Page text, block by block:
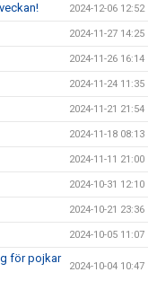
2024-12-06 12:52
2024-11-27 14:25
2024-11-26 16:14
2024-11-24 11:35
2024-11-21 21:54
2024-11-18 08:13
2024-11-11 21:00
2024-10-31 12:10
2024-10-21 23:36
2024-10-05 11:07
för pojkar
2024-10-04 10:47